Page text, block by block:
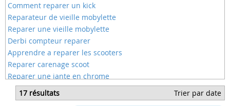
Comment reparer un kick
Reparateur de vieille mobylette
Reparer une vieille mobylette
Derbi compteur reparer
Apprendre a reparer les scooters
Reparer carenage scoot
Reparer une jante en chrome
Comment reparer un compteur de mobylette
Comment reparer ma bequille centrale
17 résultats Trier par date